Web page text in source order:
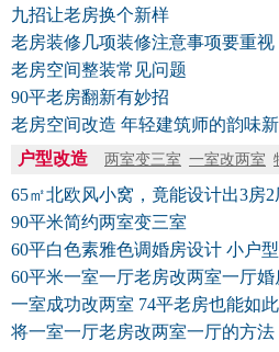
九招让老房换个新样
老房装修几项装修注意事项要重视
老房空间整装常见问题
90平老房翻新有妙招
老房空间改造 年轻建筑师的韵味
户型改造
两室变三室 一室改两室
65㎡北欧风小窝，竟能设计出3房2
90平米简约两室变三室
60平白色素雅色调婚房设计 小户
60平米一室一厅老房改两室一厅
一室成功改两室 74平老房也能如此
将一室一厅老房改两室一厅的方法